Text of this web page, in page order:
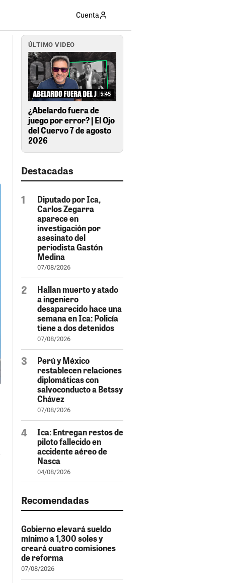
Cuenta
ÚLTIMO VIDEO
5:45
¿Abelardo fuera de
juego por error? | El Ojo
del Cuervo 7 de agosto
2026
Destacadas
Diputado por Ica,
Carlos Zegarra
aparece en
investigación por
asesinato del
periodista Gastón
Medina
07/08/2026
Hallan muerto y atado
a ingeniero
desaparecido hace una
semana en Ica: Policía
tiene a dos detenidos
07/08/2026
Perú y México
restablecen relaciones
diplomáticas con
salvoconducto a Betssy
Chávez
07/08/2026
Ica: Entregan restos de
piloto fallecido en
accidente aéreo de
Nasca
04/08/2026
Recomendadas
Gobierno elevará sueldo
mínimo a 1,300 soles y
creará cuatro comisiones
de reforma
07/08/2026